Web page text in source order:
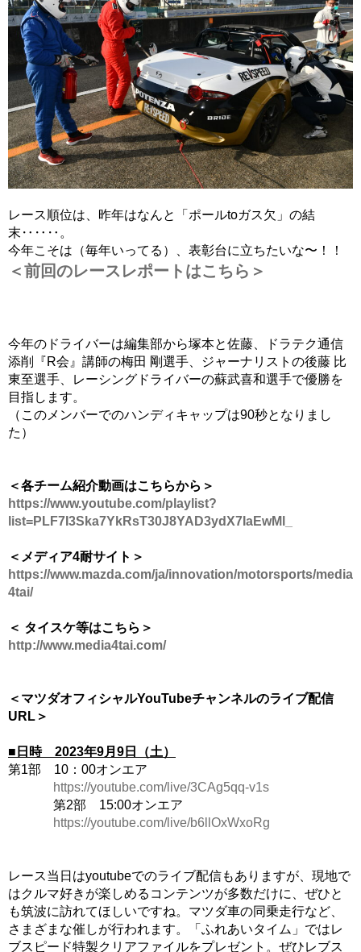
レース順位は、昨年はなんと「ポールtoガス欠」の結
末‥‥‥。
今年こそは（毎年いってる）、表彰台に立ちたいな〜！！
＜前回のレースレポートはこちら＞
今年のドライバーは編集部から塚本と佐藤、ドラテク通信
添削『R会』講師の梅田 剛選手、ジャーナリストの後藤 比
東至選手、レーシングドライバーの蘇武喜和選手で優勝を
目指します。
（このメンバーでのハンディキャップは90秒となりまし
た）
＜各チーム紹介動画はこちらから＞
https://www.youtube.com/playlist?
list=PLF7I3Ska7YkRsT30J8YAD3ydX7IaEwMl_
＜メディア4耐サイト＞
https://www.mazda.com/ja/innovation/motorsports/media
4tai/
＜ タイスケ等はこちら＞
http://www.media4tai.com/
＜マツダオフィシャルYouTubeチャンネルのライブ配信
URL＞
■日時2023年9月 9 日（土）
第1部 10：00オンエア
https://youtube.com/live/3CAg5qq-v1s
第2部 15:00オンエア
https://youtube.com/live/b6llOxWxoRg
レース当日はyoutubeでのライブ配信もありますが、現地で
はクルマ好きが楽しめるコンテンツが多数だけに、ぜひと
も筑波に訪れてほしいですね。マツダ車の同乗走行など、
さまざまな催しが行われます。「ふれあいタイム」ではレ
ブスピード特製クリアファイルをプレゼント。ぜひレブス